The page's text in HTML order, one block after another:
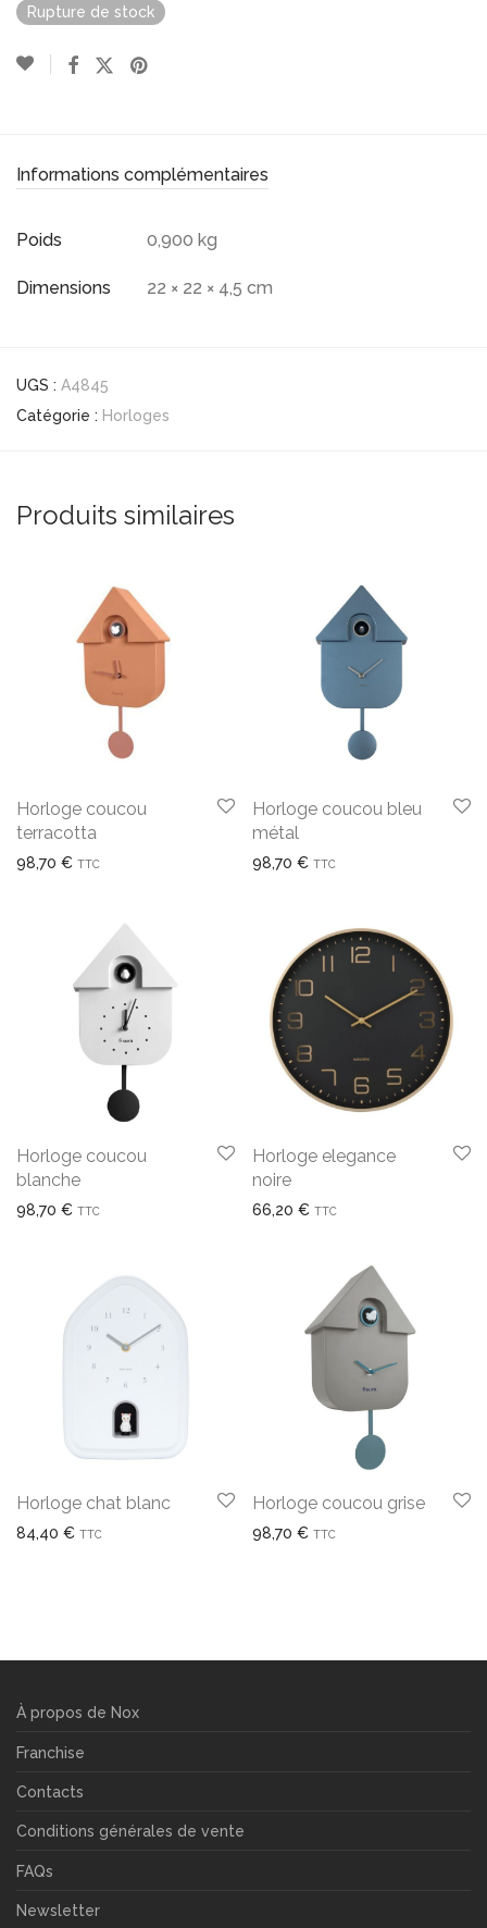
Rupture de stock
Informations complémentaires
Poids 0,900 kg
Dimensions 22 × 22 × 4,5 cm
UGS : A4845
Catégorie : Horloges
Produits similaires
Horloge coucou
terracotta
98,70 € TTC
Horloge coucou bleu
métal
98,70 € TTC
Horloge coucou
blanche
98,70 € TTC
Horloge elegance
noire
66,20 € TTC
Horloge chat blanc
84,40 € TTC
Horloge coucou grise
98,70 € TTC
À propos de Nox
Franchise
Contacts
Conditions générales de vente
FAQs
Newsletter